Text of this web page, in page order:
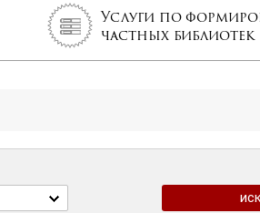
Услуги по
частных библиотек